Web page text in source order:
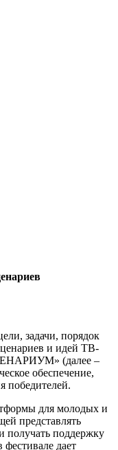
задачи, порядок
и идей ТВ-
(далее –
обеспечение,
победителей.
для молодых и
представлять
получать поддержку
дает